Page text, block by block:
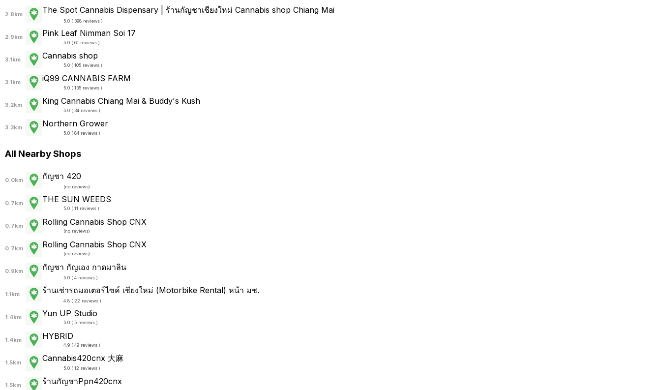
2.8km The Spot Cannabis Dispensary | ร้านกัญชาเชียงใหม่ Cannabis shop Chiang Mai
5.0 ( 398 reviews )
2.9km Pink Leaf Nimman Soi 17
5.0 ( 61 reviews )
3.1km Cannabis shop
5.0 ( 105 reviews )
3.1km iQ99 CANNABIS FARM
5.0 ( 135 reviews )
3.2km King Cannabis Chiang Mai & Buddy's Kush
5.0 ( 34 reviews )
3.3km Northern Grower
5.0 ( 84 reviews )
All Nearby Shops
0.0km กัญชา 420
(no reviews)
0.7km THE SUN WEEDS
5.0 ( 11 reviews )
0.7km Rolling Cannabis Shop CNX
(no reviews)
0.7km Rolling Cannabis Shop CNX
(no reviews)
0.9km กัญชา กัญเอง กาดมาลิน
5.0 ( 4 reviews )
1.1km ร้านเช่ารถมอเตอร์ไซค์ เชียงใหม่ (Motorbike Rental) หน้า มช.
4.8 ( 22 reviews )
1.4km Yun UP Studio
5.0 ( 5 reviews )
1.4km HYBRID
4.9 ( 49 reviews )
1.5km Cannabis420cnx 大麻
5.0 ( 12 reviews )
1.5km ร้านกัญชาPpn420cnx